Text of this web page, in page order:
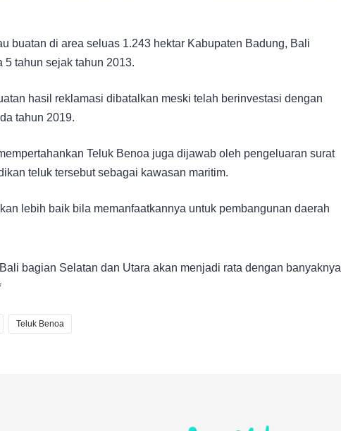
buatan di area seluas 1.243 hektar Kabupaten Badung, Bali
5 tahun sejak tahun 2013.
hasil reklamasi dibatalkan meski telah berinvestasi dengan
tahun 2019.
Teluk Benoa juga dijawab oleh pengeluaran surat
teluk tersebut sebagai kawasan maritim.
lebih baik bila memanfaatkannya untuk pembangunan daerah
bagian Selatan dan Utara akan menjadi rata dengan banyaknya
Teluk Benoa